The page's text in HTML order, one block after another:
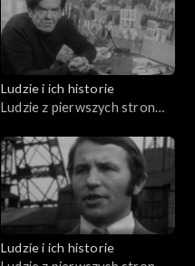
Ludzie i ich historie
Ludzie z pierwszych stron
Ludzie i ich historie